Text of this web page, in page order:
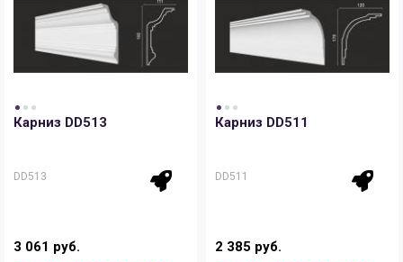
Карниз DD513
DD513
3 061 руб.
Карниз DD511
DD511
2 385 руб.